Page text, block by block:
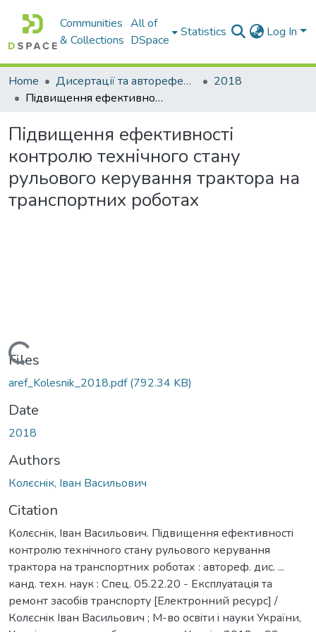
Communities
& Collections
All of
DSpace
Statistics Log In
Home Дисертації та автореферати дисертацій
2018
Пiдвищення ефективностi контролю технiчного стану рульового керування трактора на транспортних роботах
Пiдвищення ефективностi
контролю технiчного стану
рульового керування трактора на
транспортних роботах
Loading...
Files
aref_Kolesnik_2018.pdf(792.34 KB)
Date
2018
Authors
Колєснiк, Iван Васильович
Citation
Колєснiк, Iван Васильович. Пiдвищення ефективностi
контролю технiчного стану рульового керування
трактора на транспортних роботах : автореф. дис. ...
канд. техн. наук : Спец. 05.22.20 - Експлуатацiя та
ремонт засобiв транспорту [Електронний ресурс] /
Колєснiк Iван Васильович ; М-во освiти i науки України,